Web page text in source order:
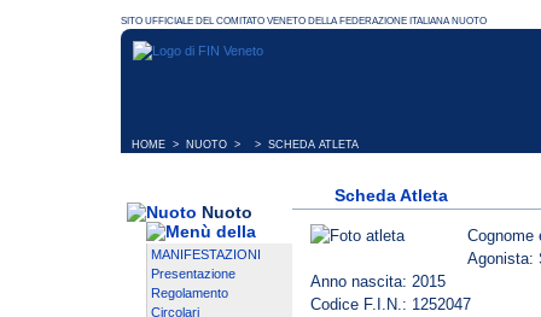
HOME > NUOTO > > SCHEDA ATLETA
Nuoto
MANIFESTAZIONI
Presentazione
Regolamento
Circolari
Scheda Atleta
Agonista:
Anno nascita: 2015
Codice F.I.N.: 1252047